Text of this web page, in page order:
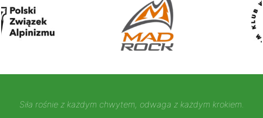
Siła rośnie z każdym chwytem, odwaga z każdym krokiem.